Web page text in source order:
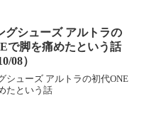
ューズ アルトラの
で脚を痛めたという話
08）
ルトラの初代ONE
たという話